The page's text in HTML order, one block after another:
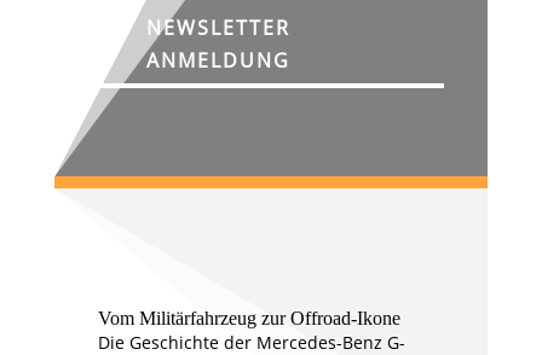
NEWSLETTER
ANMELDUNG
Vom Militärfahrzeug zur Offroad-Ikone
Die Geschichte der Mercedes-Benz G-